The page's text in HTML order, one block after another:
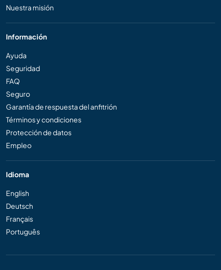
Nuestra misión
Información
Ayuda
Seguridad
FAQ
Seguro
Garantía de respuesta del anfitrión
Términos y condiciones
Protección de datos
Empleo
Idioma
English
Deutsch
Français
Português